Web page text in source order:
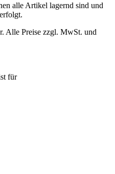
alle Artikel lagernd sind und
Alle Preise zzgl. MwSt. und
für